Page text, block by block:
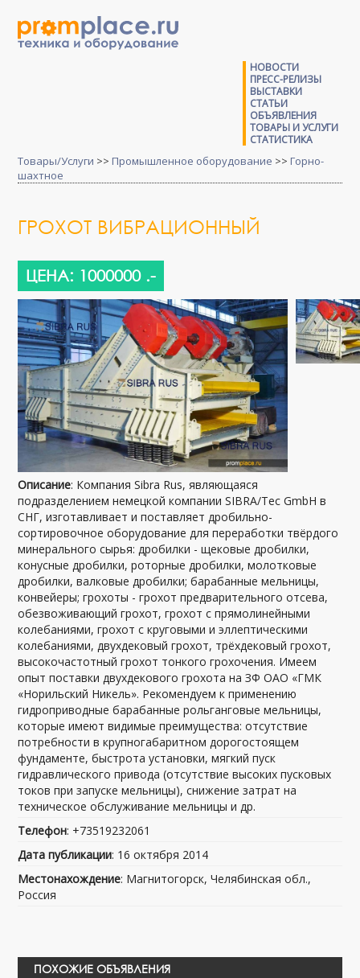
НОВОСТИ
ПРЕСС-РЕЛИЗЫ
ВЫСТАВКИ
СТАТЬИ
ОБЪЯВЛЕНИЯ
ТОВАРЫ И УСЛУГИ
СТАТИСТИКА
Товары/Услуги >> Промышленное оборудование >> Горно-
шахтное
ГРОХОТ ВИБРАЦИОННЫЙ
ЦЕНА: 1000000 .-
Описание: Компания Sibra Rus, являющаяся
подразделением немецкой компании SIBRA/Tec GmbH в
СНГ, изготавливает и поставляет дробильно-
сортировочное оборудование для переработки твёрдого
минерального сырья: дробилки - щековые дробилки,
конусные дробилки, роторные дробилки, молотковые
дробилки, валковые дробилки; барабанные мельницы,
конвейеры; грохоты - грохот предварительного отсева,
обезвоживающий грохот, грохот с прямолинейными
колебаниями, грохот с круговыми и эллептическими
колебаниями, двухдековый грохот, трёхдековый грохот,
высокочастотный грохот тонкого грохочения. Имеем
опыт поставки двухдекового грохота на ЗФ ОАО «ГМК
«Норильский Никель». Рекомендуем к применению
гидроприводные барабанные рольганговые мельницы,
которые имеют видимые преимущества: отсутствие
потребности в крупногабаритном дорогостоящем
фундаменте, быстрота установки, мягкий пуск
гидравлического привода (отсутствие высоких пусковых
токов при запуске мельницы), снижение затрат на
техническое обслуживание мельницы и др.
Телефон: +73519232061
Дата публикации: 16 октября 2014
Местонахождение: Магнитогорск, Челябинская обл.,
Россия
ПОХОЖИЕ ОБЪЯВЛЕНИЯ